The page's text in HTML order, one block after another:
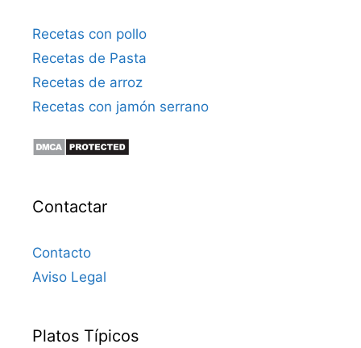
Recetas con pollo
Recetas de Pasta
Recetas de arroz
Recetas con jamón serrano
Contactar
Contacto
Aviso Legal
Platos Típicos